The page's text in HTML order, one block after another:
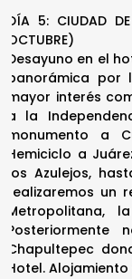
5: CIUDAD DE
en el
por
interés
la
a
a
Azulejos,
un
la
Alojamiento